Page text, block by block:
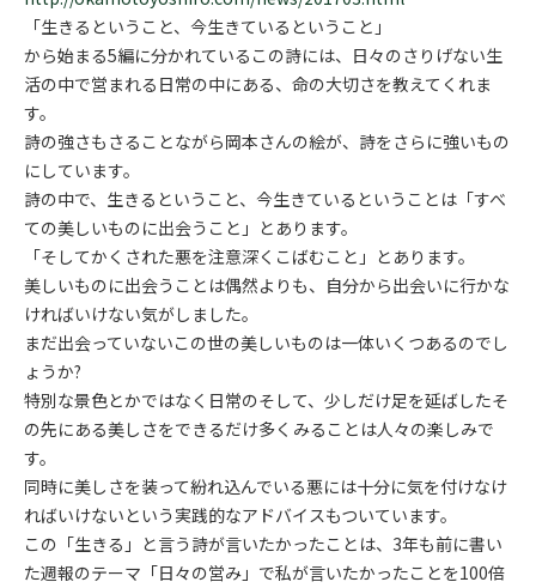
「生きるということ、今生きているということ」
から始まる5編に分かれているこの詩には、日々のさりげない生
活の中で営まれる日常の中にある、命の大切さを教えてくれま
す。
詩の強さもさることながら岡本さんの絵が、詩をさらに強いもの
にしています。
詩の中で、生きるということ、今生きているということは「すべ
ての美しいものに出会うこと」とあります。
「そしてかくされた悪を注意深くこばむこと」とあります。
美しいものに出会うことは偶然よりも、自分から出会いに行かな
ければいけない気がしました。
まだ出会っていないこの世の美しいものは一体いくつあるのでし
ょうか?
特別な景色とかではなく日常のそして、少しだけ足を延ばしたそ
の先にある美しさをできるだけ多くみることは人々の楽しみで
す。
同時に美しさを装って紛れ込んでいる悪には十分に気を付けなけ
ればいけないという実践的なアドバイスもついています。
この「生きる」と言う詩が言いたかったことは、3年も前に書い
た週報のテーマ「日々の営み」で私が言いたかったことを100倍